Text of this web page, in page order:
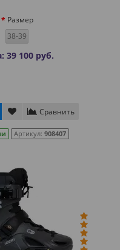
Размер
38-39
39 100 руб.
Сравнить
Артикул: 908407